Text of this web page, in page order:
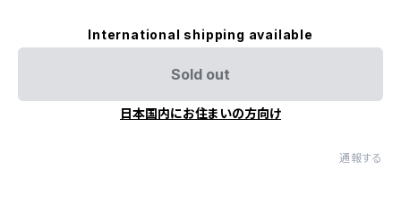
International shipping available
Sold out
日本国内にお住まいの方向け
通報する